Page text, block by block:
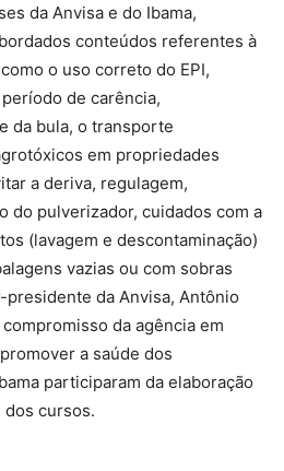
da Anvisa e do Ibama,
conteúdos referentes à
o uso correto do EPI,
de carência,
da bula, o transporte
em propriedades
a deriva, regulagem,
do pulverizador, cuidados com a
(lavagem e descontaminação)
vazias ou com sobras
da Anvisa, Antônio
da agência em
a saúde dos
participaram da elaboração
cursos.